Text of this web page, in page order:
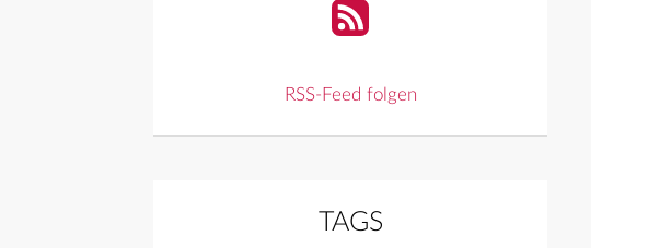
RSS-Feed folgen
TAGS